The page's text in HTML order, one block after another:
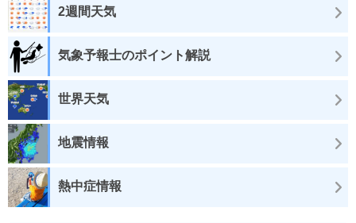
2週間天気
気象予報士のポイント解説
世界天気
地震情報
熱中症情報